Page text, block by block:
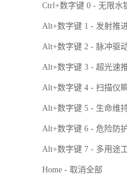
Ctrl+数字键 0 - 无限水
Alt+数字键 1 - 发射推
Alt+数字键 2 - 脉冲驱
Alt+数字键 3 - 超光速
Alt+数字键 4 - 扫描仪
Alt+数字键 5 - 生命维
Alt+数字键 6 - 危险防
Alt+数字键 7 - 多用途
Home - 取消全部